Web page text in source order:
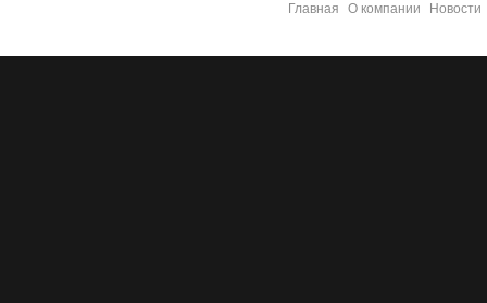
Главная
О компании Новости